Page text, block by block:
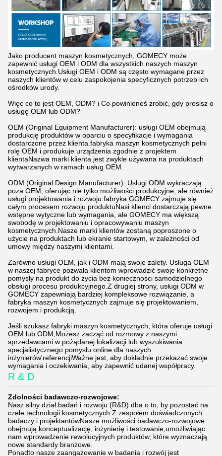
Jako producent maszyn kosmetycznych, GOMECY może
zapewnić usługi OEM i ODM dla wszystkich naszych maszyn
kosmetycznych.Usługi OEM i ODM są często wymagane przez
naszych klientów w celu zaspokojenia specyficznych potrzeb ich
ośrodków urody.
Więc co to jest OEM, ODM? i Co powinieneś zrobić, gdy prosisz o
usługę OEM lub ODM?
OEM (Original Equipment Manufacturer): usługi OEM obejmują
produkcję produktów w oparciu o specyfikacje i wymagania
dostarczone przez klienta.fabryka maszyn kosmetycznych pełni
rolę OEM i produkuje urządzenia zgodnie z projektem
klientaNazwa marki klienta jest zwykle używana na produktach
wytwarzanych w ramach usług OEM.
ODM (Original Design Manufacturer): Usługi ODM wykraczają
poza OEM, oferując nie tylko możliwości produkcyjne, ale również
usługi projektowania i rozwoju.fabryka GOMECY zajmuje się
całym procesem rozwoju produktuNasi klienci dostarczają pewne
wstępne wytyczne lub wymagania, ale GOMECY ma większą
swobodę w projektowaniu i opracowywaniu maszyn
kosmetycznych.Nasze marki klientów zostaną poproszone o
użycie na produktach lub ekranie startowym, w zależności od
umowy między naszymi klientami.
Zarówno usługi OEM, jak i ODM mają swoje zalety. Usługa OEM
w naszej fabryce pozwala klientom wprowadzić swoje konkretne
pomysły na produkt do życia bez konieczności samodzielnego
obsługi procesu produkcyjnego.Z drugiej strony, usługi ODM w
GOMECY zapewniają bardziej kompleksowe rozwiązanie, a
fabryka maszyn kosmetycznych zajmuje się projektowaniem,
rozwojem i produkcją.
Jeśli szukasz fabryki maszyn kosmetycznych, która oferuje usługi
OEM lub ODM,Możesz zacząć od rozmowy z naszymi
sprzedawcami w pożądanej lokalizacji lub wyszukiwania
specjalistycznego pomysłu online dla naszych
inżynierów'referencjiWażne jest, aby dokładnie przekazać swoje
wymagania i oczekiwania, aby zapewnić udanej współpracy.
R & D
Zdolności badawczo-rozwojowe:
Nasz silny dział badań i rozwoju (R&D) dba o to, by pozostać na
czele technologii kosmetycznych.Z zespołem doświadczonych
badaczy i projektantówNasze możliwości badawczo-rozwojowe
obejmują konceptualizację, inżynierię i testowanie,umożliwiając
nam wprowadzenie rewolucyjnych produktów, które wyznaczają
nowe standardy branżowe.
Ponadto nasze zaangażowanie w badania i rozwój jest